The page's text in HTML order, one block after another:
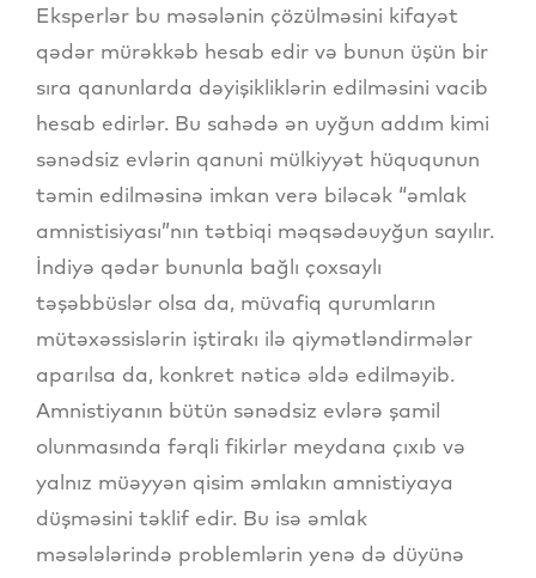
Eksperlər bu məsələnin çözülməsini kifayət
qədər mürəkkəb hesab edir və bunun üşün bir
sıra qanunlarda dəyişikliklərin edilməsini vacib
hesab edirlər. Bu sahədə ən uyğun addım kimi
sənədsiz evlərin qanuni mülkiyyət hüququnun
təmin edilməsinə imkan verə biləcək “əmlak
amnistisiyası”nın tətbiqi məqsədəuyğun sayılır.
İndiyə qədər bununla bağlı çoxsaylı
təşəbbüslər olsa da, müvafiq qurumların
mütəxəssislərin iştirakı ilə qiymətləndirmələr
aparılsa da, konkret nəticə əldə edilməyib.
Amnistiyanın bütün sənədsiz evlərə şamil
olunmasında fərqli fikirlər meydana çıxıb və
yalnız müəyyən qisim əmlakın amnistiyaya
düşməsini təklif edir. Bu isə əmlak
məsələlərində problemlərin yenə də düyünə